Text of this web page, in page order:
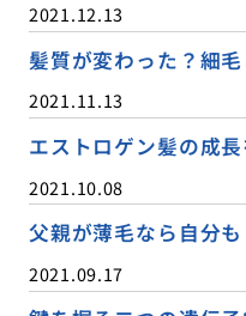
2021.12.13
髪質が変わった？細
2021.11.13
エストロゲン髪の成
2021.10.08
父親が薄毛なら自分
2021.09.17